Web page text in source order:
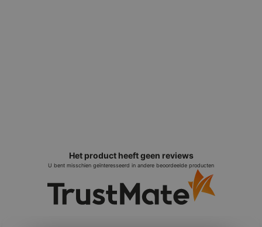
Het product heeft geen reviews
U bent misschien geïnteresseerd in andere beoordeelde producten